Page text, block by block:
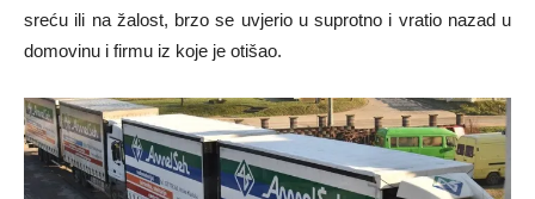
sreću ili na žalost, brzo se uvjerio u suprotno i vratio nazad u
domovinu i firmu iz koje je otišao.